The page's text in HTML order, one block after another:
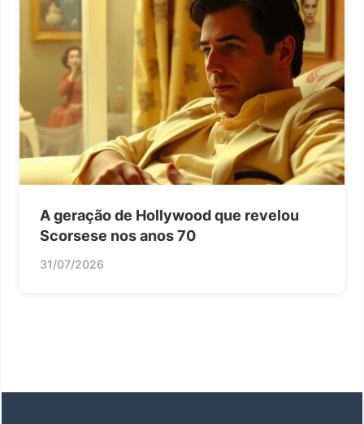
A geração de Hollywood que revelou
Scorsese nos anos 70
31/07/2026